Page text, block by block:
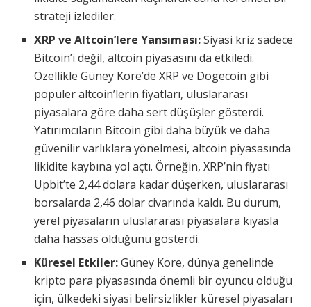
strateji izlediler.
XRP ve Altcoin’lere Yansıması:Siyasi kriz sadece
Bitcoin’i değil, altcoin piyasasını da etkiledi.
Özellikle Güney Kore’de XRP ve Dogecoin gibi
popüler altcoin’lerin fiyatları, uluslararası
piyasalara göre daha sert düşüşler gösterdi.
Yatırımcıların Bitcoin gibi daha büyük ve daha
güvenilir varlıklara yönelmesi, altcoin piyasasında
likidite kaybına yol açtı. Örneğin, XRP’nin fiyatı
Upbit’te 2,44 dolara kadar düşerken, uluslararası
borsalarda 2,46 dolar civarında kaldı. Bu durum,
yerel piyasaların uluslararası piyasalara kıyasla
daha hassas olduğunu gösterdi.
Küresel Etkiler:Güney Kore, dünya genelinde
kripto para piyasasında önemli bir oyuncu olduğu
için, ülkedeki siyasi belirsizlikler küresel piyasaları